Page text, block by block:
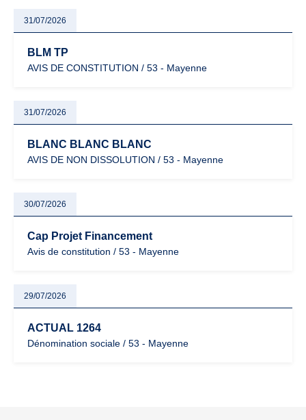
31/07/2026
BLM TP
AVIS DE CONSTITUTION / 53 - Mayenne
31/07/2026
BLANC BLANC BLANC
AVIS DE NON DISSOLUTION / 53 - Mayenne
30/07/2026
Cap Projet Financement
Avis de constitution / 53 - Mayenne
29/07/2026
ACTUAL 1264
Dénomination sociale / 53 - Mayenne